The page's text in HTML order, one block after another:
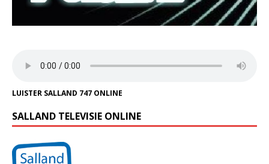
LUISTER SALLAND 747 ONLINE
SALLAND TELEVISIE ONLINE